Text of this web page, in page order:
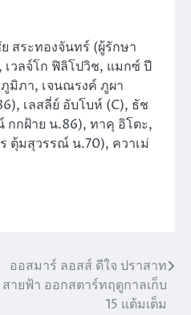
สระทองจันทร์ (ผู้รักษา
วลจ์โก ฟิลิโปวิช, แมกซ์ ปี
ภูมิภา, เจนณรงค์ ภูผา
เลสลี่ย์ อับโบห์ (C), ธัช
กฝ้าย น.86), ทาคุ อิโตะ,
ตุ้มสุวรรณ์ น.70), ควาเม่
ออสมาร์ ลอสส์ ดีใจ ปราสาท
สายฟ้า ออกสตาร์ทฤดูกาลเก็บ
15 แต้มเต็ม